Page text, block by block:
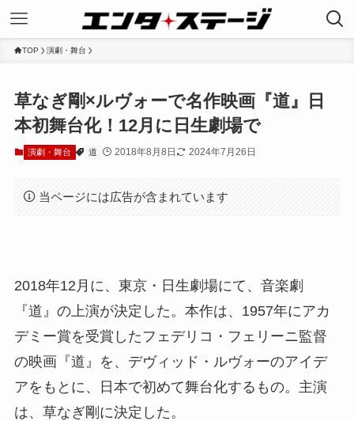
TOP 演劇・舞台
草なぎ剛×ルヴォーで名作映画『道』日
本初舞台化！12月に日生劇場で
演劇・舞台 道 2018年8月8日 2024年7月26日
当ページには広告が含まれています
2018年12月に、東京・日生劇場にて、音楽劇
『道』の上演が決定した。本作は、1957年にアカ
デミー賞を受賞したフェデリコ・フェリーニ監督
の映画『道』を、デヴィッド・ルヴォーのアイデ
アをもとに、日本で初めて舞台化するもの。主演
は、草なぎ剛に決定した。